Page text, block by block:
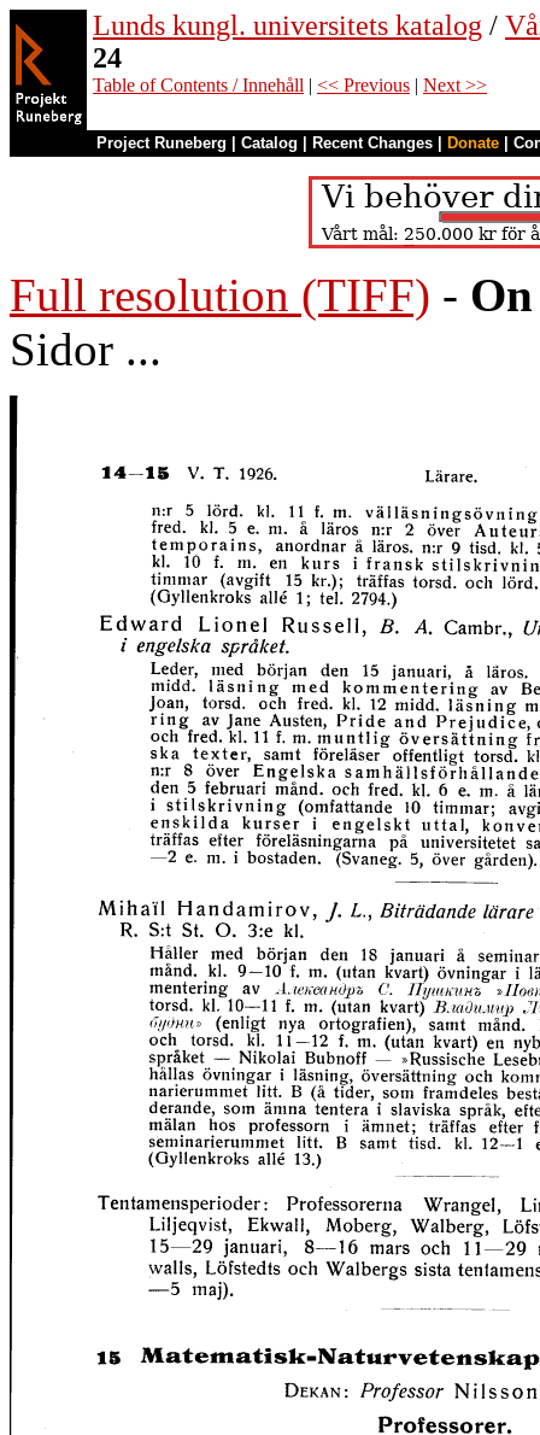
Lunds kungl. universitets katalog /
24
Table of Contents / Innehåll | << Previous | Next >>
Project Runeberg Catalog Recent Changes Donate
Full resolution (TIFF) -
Sidor ...